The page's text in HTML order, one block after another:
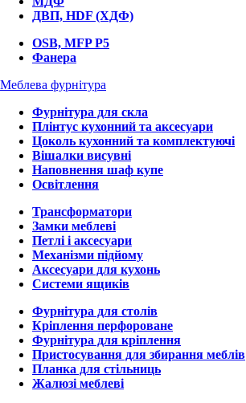
ДВП, HDF (ХДФ)
OSB, MFP P5
Фанера
Меблева фурнітура
Фурнітура для скла
Плінтус кухонний та аксесуари
Цоколь кухонний та комплектуючі
Вішалки висувні
Наповнення шаф купе
Освітлення
Трансформатори
Замки меблеві
Петлі і аксесуари
Механізми підйому
Аксесуари для кухонь
Системи ящиків
Фурнітура для столів
Кріплення перфороване
Фурнітура для кріплення
Пристосування для збирання меблів
Планка для стільниць
Жалюзі меблеві